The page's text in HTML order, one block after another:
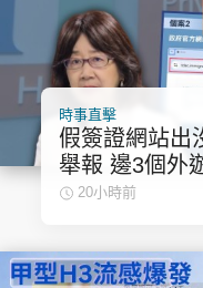
時事直擊
假簽證網站出
舉報 邊3個外
20小時前